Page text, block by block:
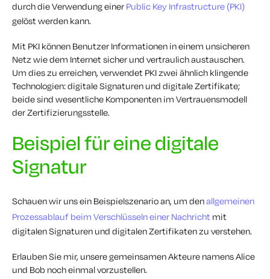
durch die Verwendung einer Public Key Infrastructure (PKI)
gelöst werden kann.
Mit PKI können Benutzer Informationen in einem unsicheren
Netz wie dem Internet sicher und vertraulich austauschen.
Um dies zu erreichen, verwendet PKI zwei ähnlich klingende
Technologien: digitale Signaturen und digitale Zertifikate;
beide sind wesentliche Komponenten im Vertrauensmodell
der Zertifizierungsstelle.
Beispiel für eine digitale
Signatur
Schauen wir uns ein Beispielszenario an, um denallgemeinen
Prozessablauf beim Verschlüsseln einer Nachricht mit
digitalen Signaturen und digitalen Zertifikaten zu verstehen.
Erlauben Sie mir, unsere gemeinsamen Akteure namens Alice
und Bob noch einmal vorzustellen.